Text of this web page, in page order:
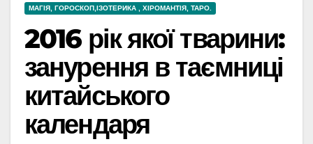
МАГІЯ, ГОРОСКОП,ІЗОТЕРИКА , ХІРОМАНТІЯ, ТАРО.
2016 рік якої тварини:
занурення в таємниці
китайського
календаря